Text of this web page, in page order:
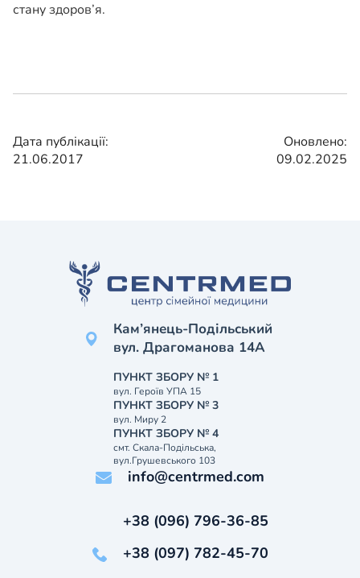
стану здоров’я.
Дата публікації:
21.06.2017
Оновлено:
09.02.2025
Кам’янець-Подільський
вул. Драгоманова 14А
ПУНКТ ЗБОРУ № 1
вул. Героїв УПА 15
ПУНКТ ЗБОРУ № 3
вул. Миру 2
ПУНКТ ЗБОРУ № 4
смт. Скала-Подільська,
вул.Грушевського 103
info@centrmed.com
+38 (096) 796-36-85
+38 (097) 782-45-70